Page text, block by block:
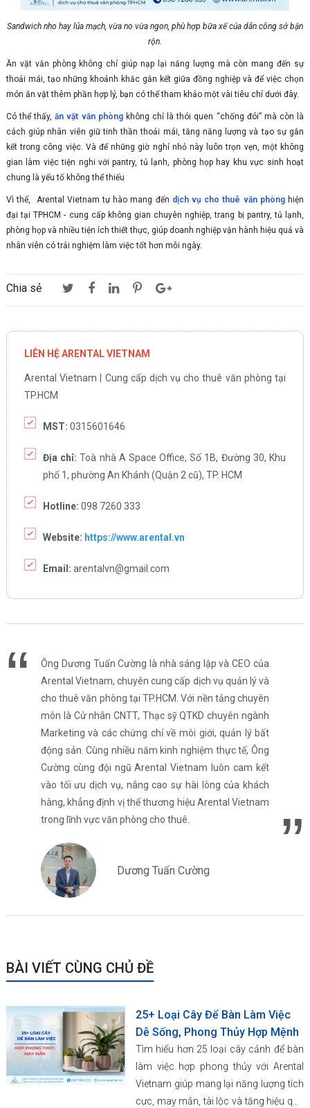
Sandwich nho hay lúa mạch, vừa no vừa ngon, phù hợp bữa xế của dân công sở bận
rộn.
Ăn vặt văn phòng không chỉ giúp nạp lại năng lượng mà còn mang đến sự
thoải mái, tạo những khoảnh khắc gắn kết giữa đồng nghiệp và để việc chọn
món ăn vặt thêm phần hợp lý, bạn có thể tham khảo một vài tiêu chí dưới đây.
Có thể thấy,ăn vặt văn phòngkhông chỉ là thói quen “chống đói” mà còn là
cách giúp nhân viên giữ tinh thần thoải mái, tăng năng lượng và tạo sự gắn
kết trong công việc. Và để những giờ nghỉ nhỏ này luôn trọn vẹn, một không
gian làm việc tiện nghi với pantry, tủ lạnh, phòng họp hay khu vực sinh hoạt
chung là yếu tố không thể thiếu
Vì thế, Arental Vietnam tự hào mang đến dịch vụ cho thuê văn phònghiện
đại tại TPHCM - cung cấp không gian chuyên nghiệp, trang bị pantry, tủ lạnh,
phòng họp và nhiều tiện ích thiết thực, giúp doanh nghiệp vận hành hiệu quả và
nhân viên có trải nghiệm làm việc tốt hơn mỗi ngày.
Chia sẻ
LIÊN HỆ ARENTAL VIETNAM
Arental Vietnam | Cung cấp dịch vụ cho thuê văn phòng tại
TP.HCM
MST: 0315601646
Địa chỉ: Toà nhà A Space Office, Số 1B, Đường 30, Khu
phố 1, phường An Khánh (Quận 2 cũ), TP. HCM
Hotline: 098 7260 333
Website: https://www.arental.vn
Email: arentalvn@gmail.com
Ông Dương Tuấn Cường là nhà sáng lập và CEO của
Arental Vietnam, chuyên cung cấp dịch vụ quản lý và
cho thuê văn phòng tại TP.HCM. Với nền tảng chuyên
môn là Cử nhân CNTT, Thạc sỹ QTKD chuyên ngành
Marketing và các chứng chỉ về môi giới, quản lý bất
động sản. Cùng nhiều năm kinh nghiệm thực tế, Ông
Cường cùng đội ngũ Arental Vietnam luôn cam kết
vào tối ưu dịch vụ, nâng cao sự hài lòng của khách
hàng, khẳng định vị thế thương hiệu Arental Vietnam
trong lĩnh vực văn phòng cho thuê.
Dương Tuấn Cường
BÀI VIẾT CÙNG CHỦ ĐỀ
25+ Loại Cây Để Bàn Làm Việc
Dễ Sống, Phong Thủy Hợp Mệnh
Tìm hiểu hơn 25 loại cây cảnh để bàn
làm việc hợp phong thủy với Arental
Vietnam giúp mang lại năng lượng tích
cực, may mắn, tài lộc và tăng hiệu quả